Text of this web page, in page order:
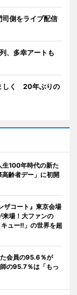
側をライブ配信
、多幸アートも
しく 20年ぶりの
生100年時代の新た
齢者デー」に初開
ザコート』東京会場
場！大ファンの
ュー!!」の世界を超
会員の95.6％が
の95.7％は「もっ